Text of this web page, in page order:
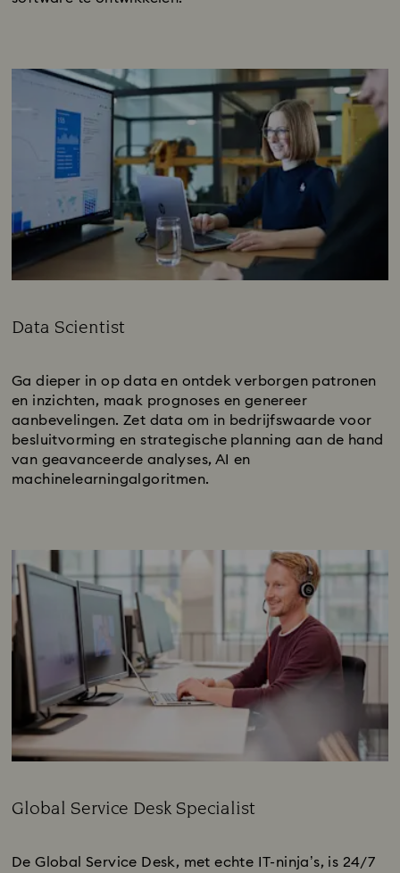
Data Scientist
Ga dieper in op data en ontdek verborgen patronen
en inzichten, maak prognoses en genereer
aanbevelingen. Zet data om in bedrijfswaarde voor
besluitvorming en strategische planning aan de hand
van geavanceerde analyses, AI en
machinelearningalgoritmen.
Global Service Desk Specialist
De Global Service Desk, met echte IT-ninja’s, is 24/7